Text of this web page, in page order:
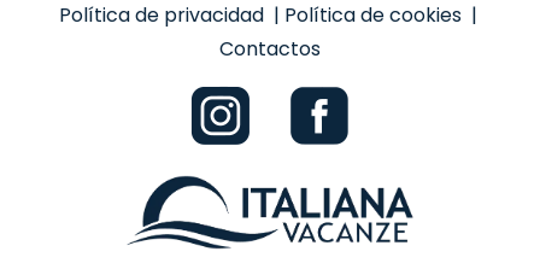
Política de privacidad | Política de cookies |
Contactos